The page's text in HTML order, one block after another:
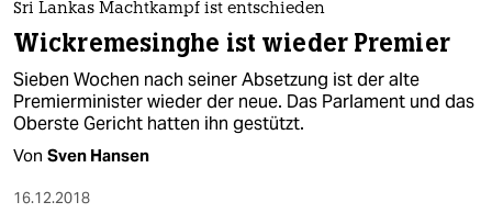
Sri Lankas Machtkampf ist entschieden
Wickremesinghe ist wieder Premier
Sieben Wochen nach seiner Absetzung ist der alte
Premierminister wieder der neue. Das Parlament und das
Oberste Gericht hatten ihn gestützt.
Von Sven Hansen
16.12.2018